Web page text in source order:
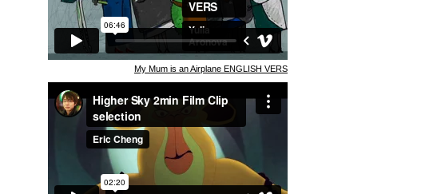
My Mum is an Airplane ENGLISH VERS